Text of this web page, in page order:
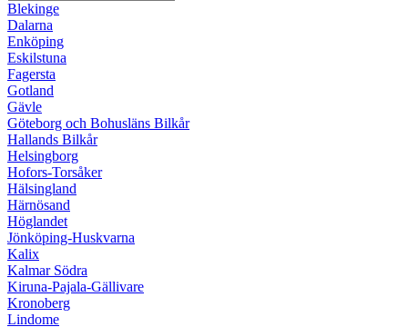
Blekinge
Dalarna
Enköping
Eskilstuna
Fagersta
Gotland
Gävle
Göteborg och Bohusläns Bilkår
Hallands Bilkår
Helsingborg
Hofors-Torsåker
Hälsingland
Härnösand
Höglandet
Jönköping-Huskvarna
Kalix
Kalmar Södra
Kiruna-Pajala-Gällivare
Kronoberg
Lindome